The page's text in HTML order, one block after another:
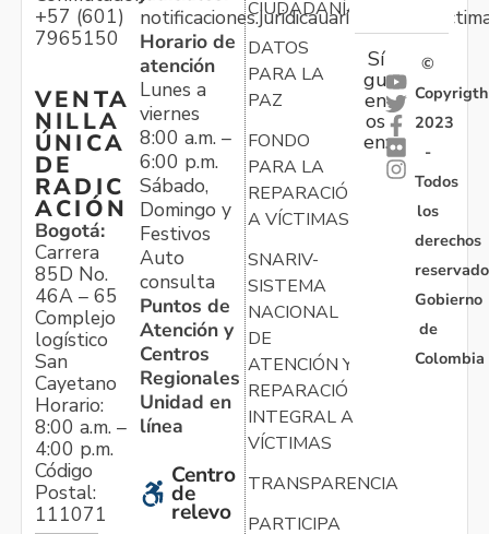
+57 (601)
7965150
VENTA
NILLA
ÚNICA
DE
RADIC
ACIÓN
Bogotá:
Carrera
85D No.
46A – 65
Complejo
logístico
San
Cayetano
Horario:
8:00 a.m. –
4:00 p.m.
Código
Postal:
111071
Horario de
atención
Lunes a
viernes
8:00 a.m. –
6:00 p.m.
Sábado,
Domingo y
Festivos
Auto
consulta
Puntos de
Atención y
Centros
Regionales
Unidad en
línea
Centro
de
relevo
CIUDADANÍA
DATOS
PARA LA
PAZ
FONDO
PARA LA
REPARACIÓN
A VÍCTIMAS
SNARIV-
SISTEMA
NACIONAL
DE
ATENCIÓN Y
REPARACIÓN
INTEGRAL A
VÍCTIMAS
TRANSPARENCIA
PARTICIPA
Sí
gu
en
os
en:
©
Copyrigth
2023
-
Todos
los
derechos
Gobierno
de
Colombia